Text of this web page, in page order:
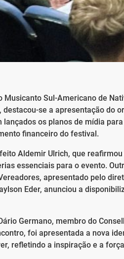
Sul-Americano de
se a apresentação do
os planos de mídia
financeiro do festival.
Aldemir Ulrich, que
essenciais para o evento.
apresentado pelo
Eder, anunciou a
Germano, membro do
foi apresentada a nova
refletindo a inspiração e a